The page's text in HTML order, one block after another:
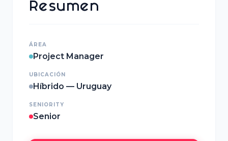
Resumen
ÁREA
Project Manager
UBICACIÓN
Híbrido — Uruguay
SENIORITY
Senior